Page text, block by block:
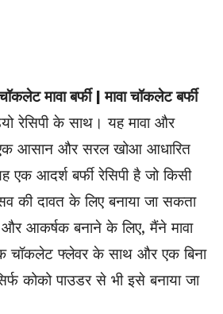
मावा बर्फी | मावा चॉकलेट बर्फी
रेसिपी के साथ। यह मावा और
एक आसान और सरल खोआ आधारित
एक आदर्श बर्फी रेसिपी है जो किसी
की दावत के लिए बनाया जा सकता
आकर्षक बनाने के लिए, मैंने मावा
चॉकलेट फ्लेवर के साथ और एक बिना
कोको पाउडर से भी इसे बनाया जा